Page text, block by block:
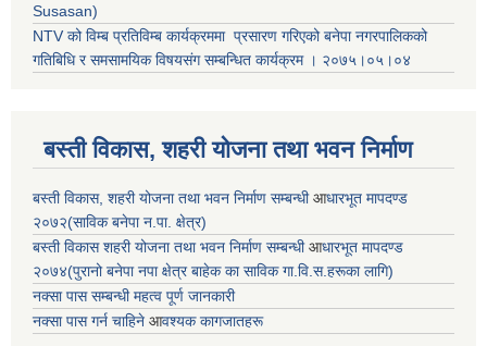
Susasan)
NTV को विम्ब प्रतिविम्ब कार्यक्रममा प्रसारण गरिएकोबनेपा नगरपालिकको
गतिबिधि र समसामयिक विषयसंग सम्बन्धित कार्यक्रम । २०७५।०५।०४
बस्ती विकास, शहरी योजना तथा भवन निर्माण
बस्ती विकास, शहरी योजना तथा भवन निर्माण सम्बन्धीआधारभूत मापदण्ड
२०७२(साविक बनेपा न.पा. क्षेत्र)
बस्ती विकास शहरी योजना तथा भवन निर्माण सम्बन्धीआधारभूत मापदण्ड
२०७४(पुरानो बनेपा नपा क्षेत्र बाहेक का साविक गा.वि.स.हरूका लागि)
नक्सा पास सम्बन्धी महत्व पूर्ण जानकारी
नक्सा पास गर्न चाहिने आवश्यक कागजातहरू